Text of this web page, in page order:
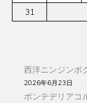
31
西洋ニンジンボ
2026年6月23日
ポンテデリア